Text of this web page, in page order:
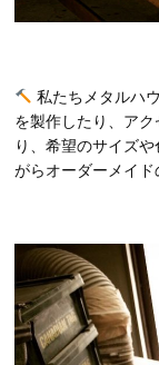
私たちメタルハ
を製作したり、ア
り、希望のサイズ
がらオーダーメイド